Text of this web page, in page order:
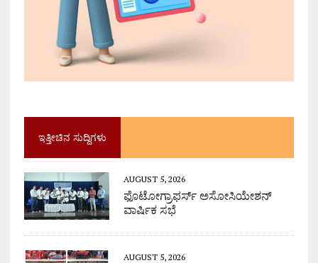
ಇತ್ತೀಚಿನ ಸುದ್ದಿಗಳು
AUGUST 5, 2026
ಫೊಟೋಗ್ರಾಫರ್ಸ್ ಅಸೋಸಿಯೇಶನ್
ವಾರ್ಷಿಕ ಸಭೆ
AUGUST 5, 2026